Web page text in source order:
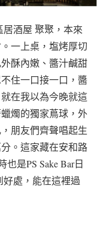
酒屋 聚聚，本來
一上桌，塩烤厚切
酥內嫩、醬汁鹹甜
住一口接一口，醬
在我以為今晚就這
燭的獨家蔦球，外
朋友們齊聲唱起生
。這家藏在安和路
是PS Sake Bar日
處，能在這裡過